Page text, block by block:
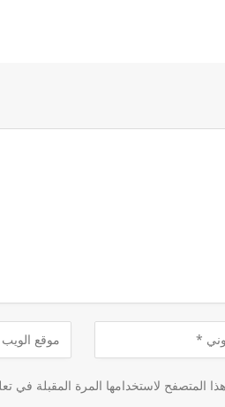
المتصفح لاستخدامها المرة المقبلة في